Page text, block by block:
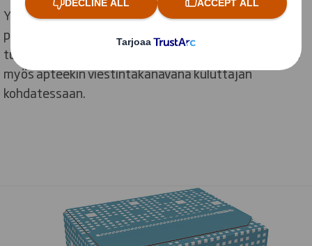
Yliopiston verkkoapteekille on ollut selvää jo
pidempään, että pakkaus paitsi suojelee ja turvaa
tuotetta matkalla asiakkaalle. Samalla pakkaus toimii
myös apteekin viestintäkanavana kuluttajan
kohdatessaan.